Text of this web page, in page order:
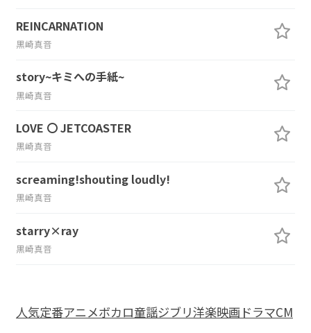
REINCARNATION
黒崎真音
story~キミへの手紙~
黒崎真音
LOVE 〇 JETCOASTER
黒崎真音
screaming!shouting loudly!
黒崎真音
starry×ray
黒崎真音
人気定番アニメボカロ童謡ジブリ洋楽映画ドラマCM